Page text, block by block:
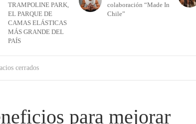
TRAMPOLINE PARK,
EL PARQUE DE
CAMAS ELÁSTICAS
MÁS GRANDE DEL
PAÍS
colaboración “Made In
Chile”
cerrados
para mejorar